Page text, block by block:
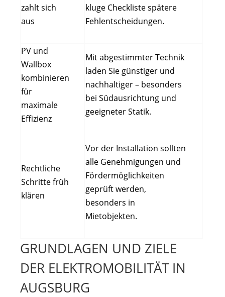
zahlt sich
aus
kluge Checkliste spätere
Fehlentscheidungen.
PV und
Wallbox
kombinieren
für
maximale
Effizienz
Mit abgestimmter Technik
laden Sie günstiger und
nachhaltiger – besonders
bei Südausrichtung und
geeigneter Statik.
Rechtliche
Schritte früh
klären
Vor der Installation sollten
alle Genehmigungen und
Fördermöglichkeiten
geprüft werden,
besonders in
Mietobjekten.
GRUNDLAGEN UND ZIELE
DER ELEKTROMOBILITÄT IN
AUGSBURG